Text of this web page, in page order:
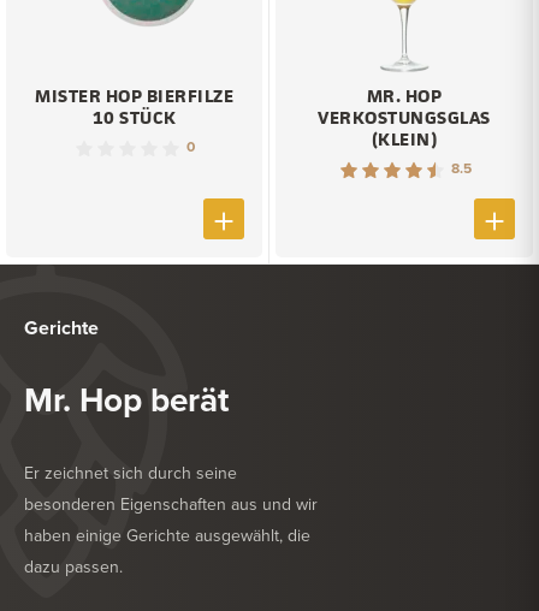
MISTER HOP BIERFILZE
10 STÜCK
0
MR. HOP
VERKOSTUNGSGLAS
(KLEIN)
8.5
Gerichte
Mr. Hop berät
Er zeichnet sich durch seine
besonderen Eigenschaften aus und wir
haben einige Gerichte ausgewählt, die
dazu passen.
KÖSTLICH ZU